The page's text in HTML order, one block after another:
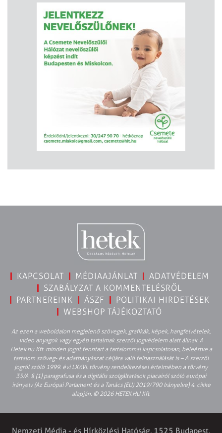
KAPCSOLAT MÉDIAAJÁNLAT
ADATVÉDELEM
SZABÁLYZAT A KOMMENTELÉSRŐL
PARTNEREINK
ÁSZF
POLITIKAI HIRDETÉSEK
WEBSHOP TÁJÉKOZTATÓ
Az ezen a weboldalon megjelenő szövegek, grafikák, képek, hangfelvételek,
video anyagok vagy egyéb tartalmak szerzői jogvédelem alatt állnak. A
Hetek.hu Kft. minden jogot fenntart a tartalommal kapcsolatosan, beleértve a
tartalom szöveg- és adatbányászat céljára való felhasználását is – A szerzői
jogról szóló 1999. évi LXXVI. törvény rendelkezései értelmében a törvény
35/A. § (1) paragrafusa és a digitális szolgáltatások piacairól szóló európai
irányelv (Az Európai Parlament és a Tanács (EU) 2019/790 Irányelve) 4. cikke
alapján. © 2026 HETEK.HU Kft.
Nemzeti Média - és Hírközlési Hatóság, 1525 Budapest,